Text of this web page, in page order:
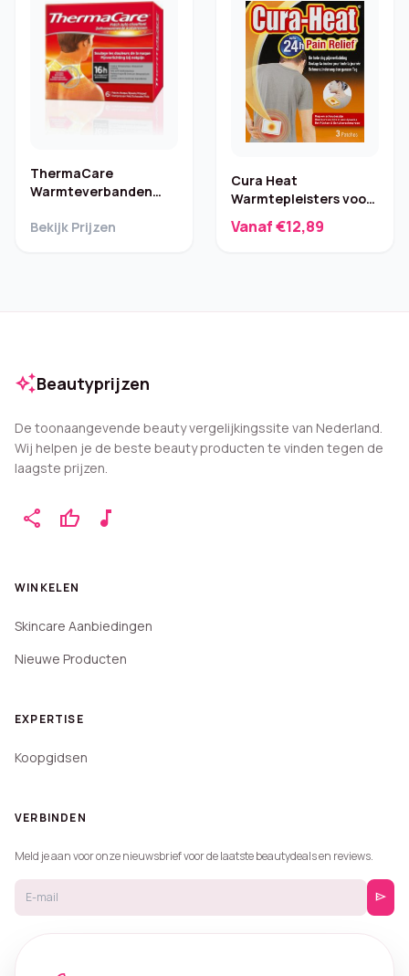
ThermaCare
Warmteverbanden
stuks
Bekijk Prijzen
Cura Heat
Warmtepleisters voor
stuks
Vanaf €12,89
auto_awesomeBeautyprijzen
De toonaangevende beauty vergelijkingssite van Nederland.
Wij helpen je de beste beauty producten te vinden tegen de
laagste prijzen.
share thumb_up music_note
WINKELEN
Skincare Aanbiedingen
Nieuwe Producten
EXPERTISE
Koopgidsen
VERBINDEN
Meld je aan voor onze nieuwsbrief voor de laatste beautydeals en reviews.
send